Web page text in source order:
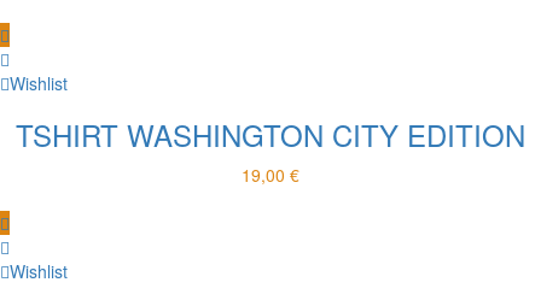
Wishlist
TSHIRT WASHINGTON CITY EDITION
19,00 €
Wishlist